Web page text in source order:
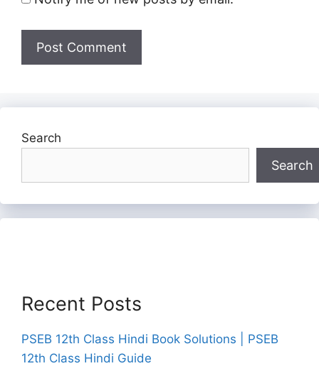
Search
Search
Recent Posts
PSEB 12th Class Hindi Book Solutions | PSEB
12th Class Hindi Guide